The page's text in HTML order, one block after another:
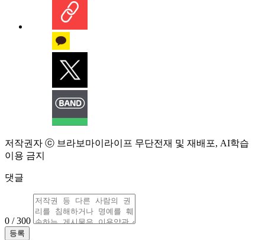
저작권자 ⓒ 브라보마이라이프 무단전재 및 재배포, AI학습
이용 금지
댓글
0 / 300